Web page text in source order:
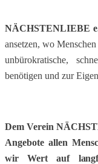
NÄCHSTENLIEBE
ansetzen, wo
unbürokratische,
benötigen ​und zur
Dem Verein
Angebote allen
wir Wert auf